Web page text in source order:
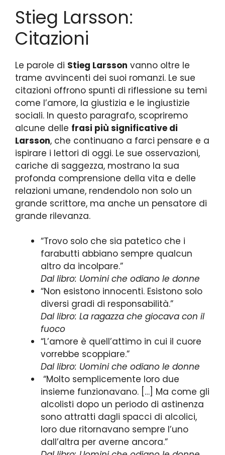
Stieg Larsson:
Citazioni
Le parole di Stieg Larsson vanno oltre le
trame avvincenti dei suoi romanzi. Le sue
citazioni offrono spunti di riflessione su temi
come l’amore, la giustizia e le ingiustizie
sociali. In questo paragrafo, scopriremo
alcune delle frasi più significative di
Larsson, che continuano a farci pensare e a
ispirare i lettori di oggi. Le sue osservazioni,
cariche di saggezza, mostrano la sua
profonda comprensione della vita e delle
relazioni umane, rendendolo non solo un
grande scrittore, ma anche un pensatore di
grande rilevanza.
“Trovo solo che sia patetico che i
farabutti abbiano sempre qualcun
altro da incolpare.”
Dal libro: Uomini che odiano le donne
“Non esistono innocenti. Esistono solo
diversi gradi di responsabilità.”
Dal libro: La ragazza che giocava con il
fuoco
“L’amore è quell’attimo in cui il cuore
vorrebbe scoppiare.”
Dal libro: Uomini che odiano le donne
“Molto semplicemente loro due
insieme funzionavano. […] Ma come gli
alcolisti dopo un periodo di astinenza
sono attratti dagli spacci di alcolici,
loro due ritornavano sempre l’uno
dall’altra per averne ancora.”